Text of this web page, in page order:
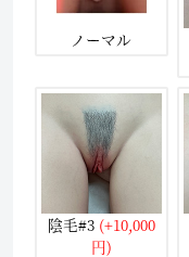
ノーマル
陰毛#3(+10,000
円)